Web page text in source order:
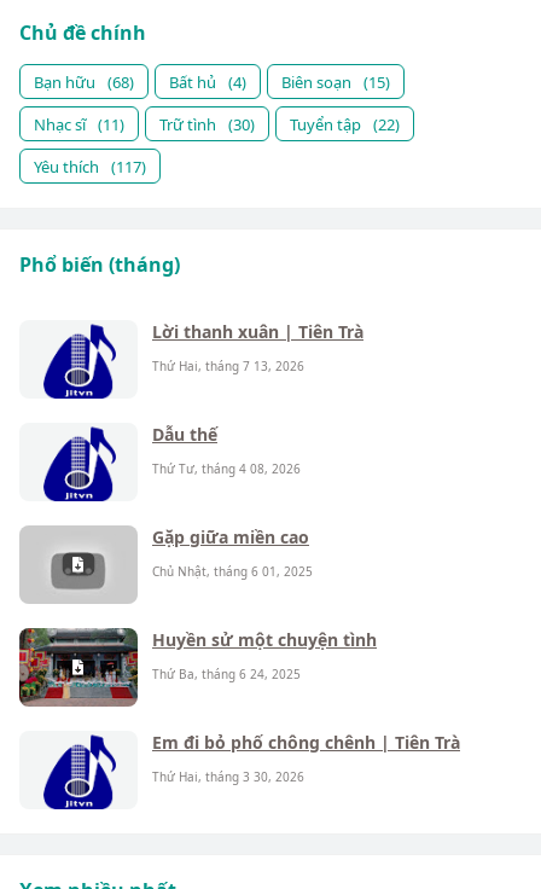
Chủ đề chính
Bạn hữu (68) Bất hủ (4) Biên soạn
(15)
Nhạc sĩ (11) Trữ tình (30) Tuyển tập (22)
Yêu thích
(117)
Phổ biến (tháng)
Lời thanh xuân | Tiên Trà
Thứ Hai, tháng 7 13, 2026
Dẫu thế
Thứ Tư, tháng 4 08, 2026
Gặp giữa miền cao
Chủ Nhật, tháng 6 01, 2025
Huyền sử một chuyện tình
Thứ Ba, tháng 6 24, 2025
Em đi bỏ phố chông chênh | Tiên Trà
Thứ Hai, tháng 3 30, 2026